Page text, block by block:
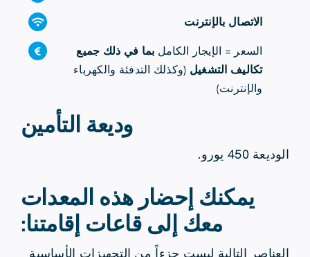
الاتصال بالإنترنت
السعر = الإيجار الكامل بما في ذلك جميع
تكاليف التشغيل (وكذلك التدفئة والكهرباء
والإنترنت)
وديعة التأمين
الوديعة 450 يورو.
يمكنك إحضار هذه المعدات
معك إلى قاعات إقامتنا:
العناصر التالية ليست جزءاً من التجهيزات الأساسية